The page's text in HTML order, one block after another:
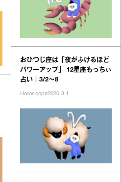
おひつじ座は「夜がふけるほど
パワーアップ」 12星座もっちぃ
占い｜3/2～8
Horoscope2026.3.1